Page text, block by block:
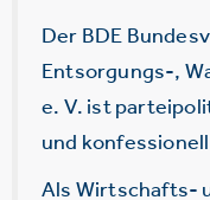
Der BDE
Entsorgungs-,
e. V. ist
und
Als Wirtschafts-